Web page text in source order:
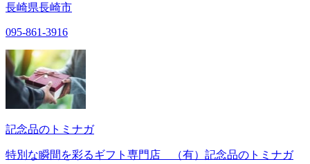
長崎県長崎市
095-861-3916
記念品のトミナガ
特別な瞬間を彩るギフト専門店 （有）記念品のトミナガ